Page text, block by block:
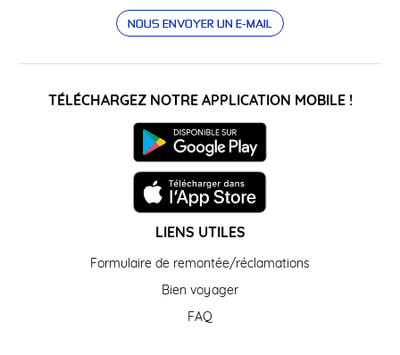
NOUS ENVOYER UN E-MAIL
TÉLÉCHARGEZ NOTRE APPLICATION MOBILE !
LIENS UTILES
Formulaire de remontée/réclamations
Bien voyager
FAQ